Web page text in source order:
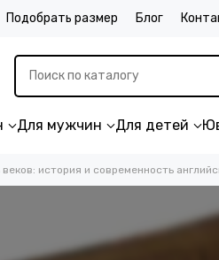
Подобрать размер Блог
Для мужчин Для детей
веков: история и современность